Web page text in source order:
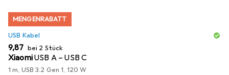
MENGENRABATT
USB Kabel
EUR
9,87 bei 2 Stück
XiaomiUSB A – USB C
1 m, USB 3.2 Gen 1, 120 W